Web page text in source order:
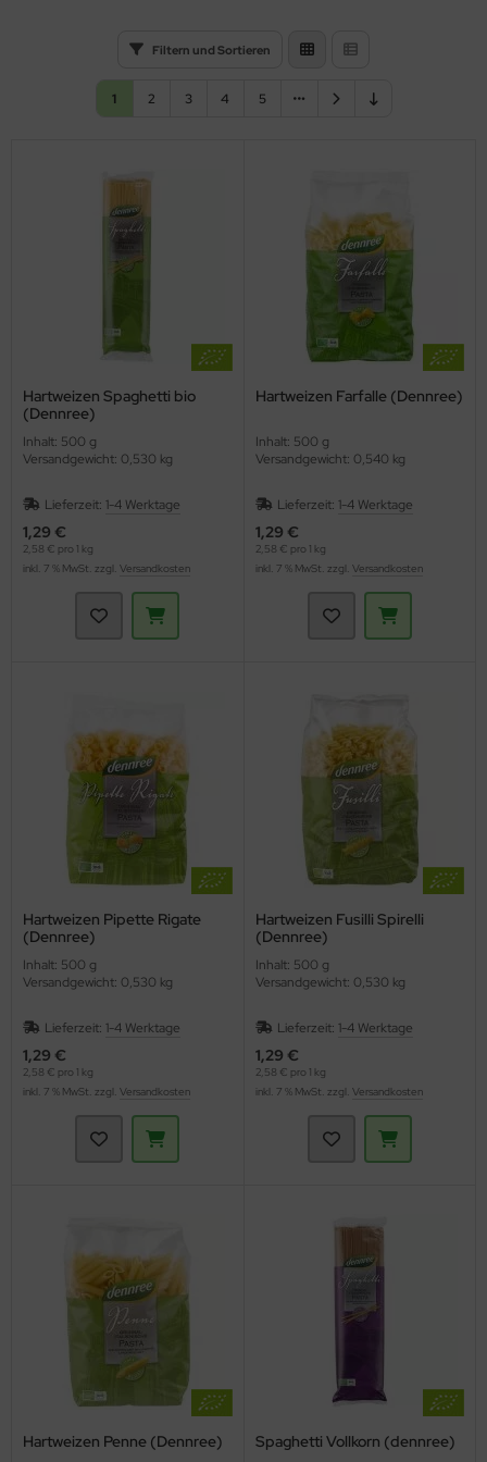
Filtern und Sortieren
1 2 3 4 5
Hartweizen Spaghetti bio
(Dennree)
Inhalt: 500 g
Versandgewicht: 0,530 kg
Lieferzeit: 1-4 Werktage
1,29 €
2,58 € pro 1 kg
inkl. 7 % MwSt. zzgl. Versandkosten
Hartweizen Farfalle (Dennree)
Inhalt: 500 g
Versandgewicht: 0,540 kg
Lieferzeit: 1-4 Werktage
1,29 €
2,58 € pro 1 kg
inkl. 7 % MwSt. zzgl. Versandkosten
Hartweizen Pipette Rigate
(Dennree)
Inhalt: 500 g
Versandgewicht: 0,530 kg
Lieferzeit: 1-4 Werktage
1,29 €
2,58 € pro 1 kg
inkl. 7 % MwSt. zzgl. Versandkosten
Hartweizen Fusilli Spirelli
(Dennree)
Inhalt: 500 g
Versandgewicht: 0,530 kg
Lieferzeit: 1-4 Werktage
1,29 €
2,58 € pro 1 kg
inkl. 7 % MwSt. zzgl. Versandkosten
Hartweizen Penne (Dennree) Spaghetti Vollkorn (dennree)